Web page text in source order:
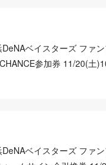
DeNAベイスターズ ファ
参加券 11/20(土
DeNAベイスターズ ファ